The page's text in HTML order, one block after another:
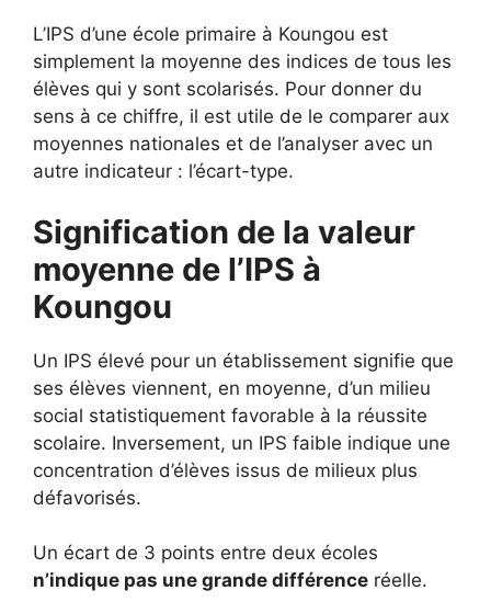
L’IPS d’une école primaire à Koungou est
simplement la moyenne des indices de tous les
élèves qui y sont scolarisés. Pour donner du
sens à ce chiffre, il est utile de le comparer aux
moyennes nationales et de l’analyser avec un
autre indicateur : l’écart-type.
Signification de la valeur
moyenne de l’IPS à
Koungou
Un IPS élevé pour un établissement signifie que
ses élèves viennent, en moyenne, d’un milieu
social statistiquement favorable à la réussite
scolaire. Inversement, un IPS faible indique une
concentration d’élèves issus de milieux plus
défavorisés.
Un écart de 3 points entre deux écoles
n’indique pas une grande différence réelle.